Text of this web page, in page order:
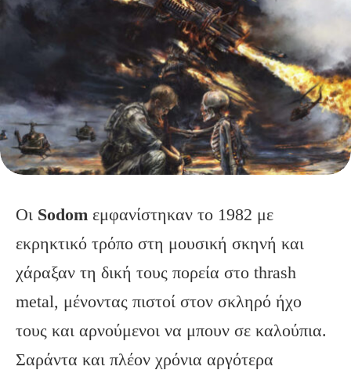
Οι Sodom εμφανίστηκαν το 1982 με
εκρηκτικό τρόπο στη μουσική σκηνή και
χάραξαν τη δική τους πορεία στο thrash
metal, μένοντας πιστοί στον σκληρό ήχο
τους και αρνούμενοι να μπουν σε καλούπια.
Σαράντα και πλέον χρόνια αργότερα